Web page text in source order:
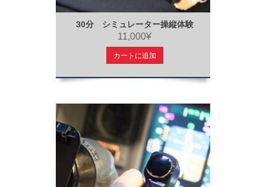
30分 シミュレーター操縦体験
11,000¥
カートに追加